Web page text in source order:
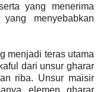
yang menerima
menyebabkan
menjadi teras utama
dari unsur gharar
riba. Unsur maisir
elemen gharar